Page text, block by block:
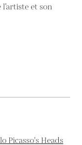
et son